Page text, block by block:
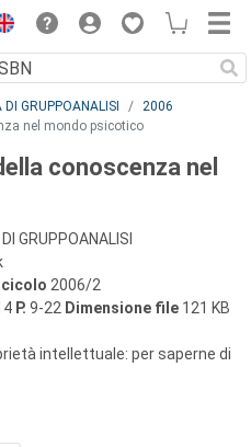
GRUPPOANALISI
2006
nel mondo psicotico
conoscenza nel
GRUPPOANALISI
2006/2
P. 9-22 Dimensione file 121 KB
intellettuale: per saperne di